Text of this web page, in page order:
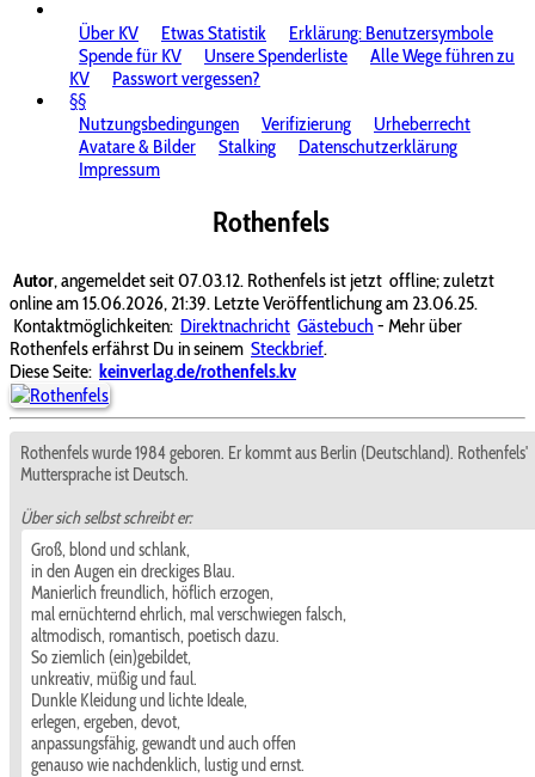
Über KV
Etwas Statistik
Erklärung: Benutzersymbole
Spende für KV
Unsere Spenderliste
Alle Wege führen zu
KV
Passwort vergessen?
§§
Nutzungsbedingungen
Verifizierung
Urheberrecht
Avatare & Bilder
Stalking
Datenschutzerklärung
Impressum
Rothenfels
Autor, angemeldet seit 07.03.12. Rothenfels ist jetzt offline; zuletzt
online am 15.06.2026, 21:39. Letzte Veröffentlichung am 23.06.25.
Kontaktmöglichkeiten: Direktnachricht Gästebuch - Mehr über
Rothenfels erfährst Du in seinem Steckbrief.
Diese Seite: keinverlag.de/rothenfels.kv
Rothenfels wurde 1984 geboren. Er kommt aus Berlin (Deutschland). Rothenfels'
Muttersprache ist Deutsch.
Über sich selbst schreibt er:
Groß, blond und schlank,
in den Augen ein dreckiges Blau.
Manierlich freundlich, höflich erzogen,
mal ernüchternd ehrlich, mal verschwiegen falsch,
altmodisch, romantisch, poetisch dazu.
So ziemlich (ein)gebildet,
unkreativ, müßig und faul.
Dunkle Kleidung und lichte Ideale,
erlegen, ergeben, devot,
anpassungsfähig, gewandt und auch offen
genauso wie nachdenklich, lustig und ernst.